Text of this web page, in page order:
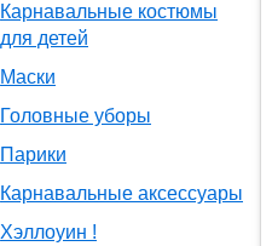
Карнавальные костюмы
для детей
Маски
Головные уборы
Парики
Карнавальные аксессуары
Хэллоуин !